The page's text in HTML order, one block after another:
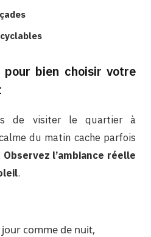
pour bien choisir votre
de visiter le quartier à
du matin cache parfois
Observez l’ambiance réelle
.
comme de nuit,